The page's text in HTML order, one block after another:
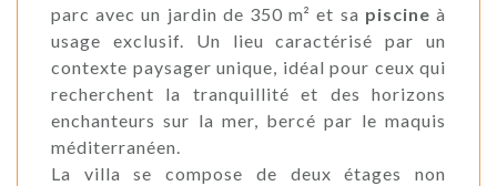
parc avec un jardin de 350 m² et sa piscine à
usage exclusif. Un lieu caractérisé par un
contexte paysager unique, idéal pour ceux qui
recherchent la tranquillité et des horizons
enchanteurs sur la mer, bercé par le maquis
méditerranéen.
La villa se compose de deux étages non